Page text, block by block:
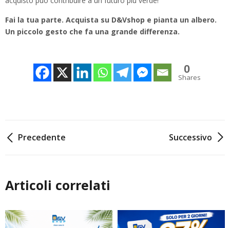
Fai la tua parte. Acquista su D&Vshop e pianta un albero.
Un piccolo gesto che fa una grande differenza.
0
Shares
Navigazione
Precedente Successivo
Articoli correlati